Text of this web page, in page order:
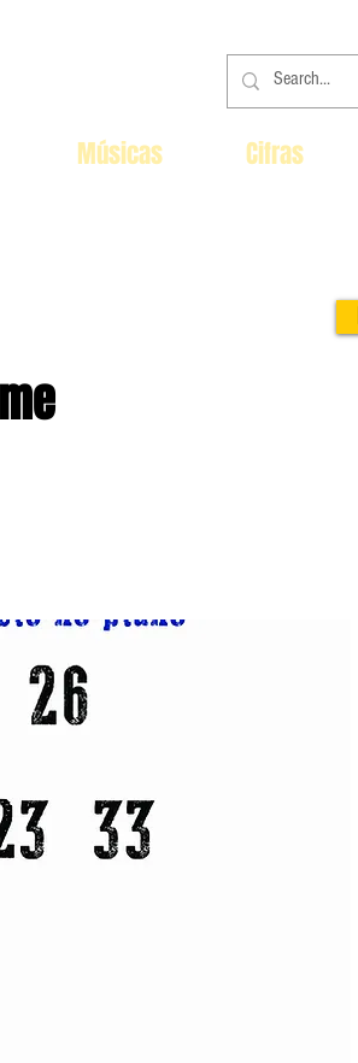
Músicas Cifras